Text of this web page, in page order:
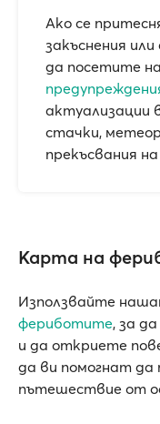
Ако се
закъснения
да посетите
актуализации
стачки,
прекъсвания
Карта на
Използвайте
фериботите, за
и да откриете
да ви помогнат
пътешествие от